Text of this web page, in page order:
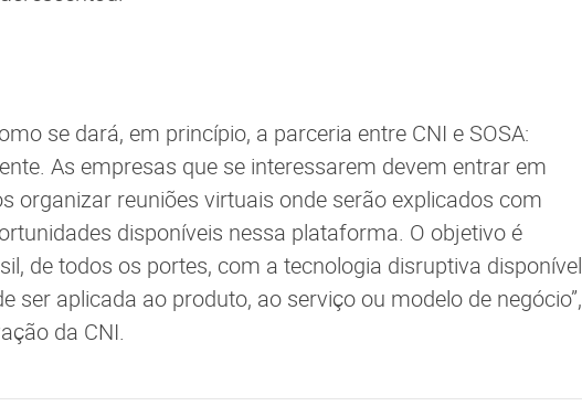
se dará, em princípio, a parceria entre CNI e SOSA:
As empresas que se interessarem devem entrar em
organizar reuniões virtuais onde serão explicados com
disponíveis nessa plataforma. O objetivo é
de todos os portes, com a tecnologia disruptiva disponível
ser aplicada ao produto, ao serviço ou modelo de negócio”,
da CNI.